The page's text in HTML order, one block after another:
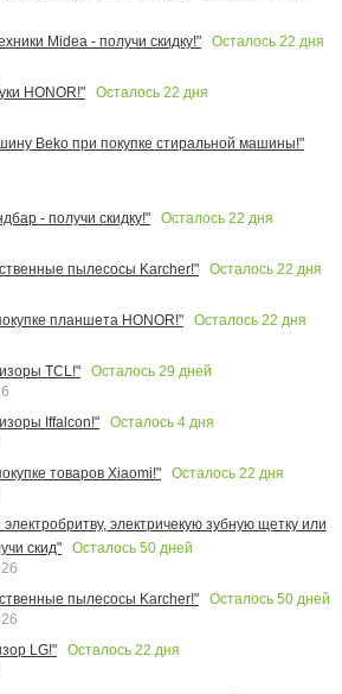
Midea - получи скидку!"
Осталось 22 дня
HONOR!"
Осталось 22 дня
Beko при покупке стиральной машины!"
- получи скидку!"
Осталось 22 дня
пылесосы Karcher!"
Осталось 22 дня
планшета HONOR!"
Осталось 22 дня
TCL!"
Осталось 29 дней
Iffalcon!"
Осталось 4 дня
товаров Xiaomi!"
Осталось 22 дня
электричекую зубную щетку или
скид"
Осталось 50 дней
пылесосы Karcher!"
Осталось 50 дней
LG!"
Осталось 22 дня